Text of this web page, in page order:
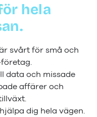
hela
svårt för små och
data och missade
affärer och
dig hela vägen.